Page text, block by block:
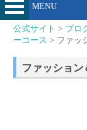
MENU
公式サイト > ブロ
ーコース > ファッ
ファッション